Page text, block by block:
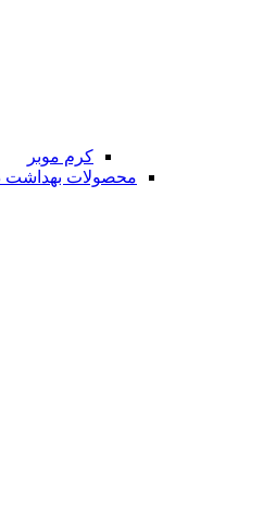
کرم موبر
محصولات بهداشت